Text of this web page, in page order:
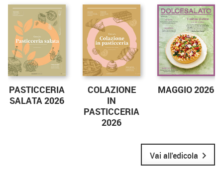
PASTICCERIA
SALATA 2026
COLAZIONE
IN
PASTICCERIA
2026
MAGGIO 2026
Vai all'edicola chevron_right